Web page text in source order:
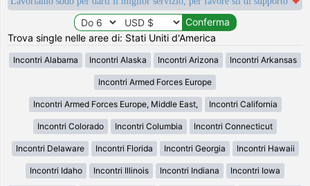
Trova single nelle aree di: Stati Uniti d'America
Incontri Alabama Incontri Alaska Incontri Arizona Incontri Arkansas
Incontri Armed Forces Europe
Incontri Armed Forces Europe, Middle East, Incontri California
Incontri Colorado Incontri Columbia Incontri Connecticut
Incontri Delaware Incontri Florida Incontri Georgia Incontri Hawaii
Incontri Idaho Incontri Illinois Incontri Indiana Incontri Iowa